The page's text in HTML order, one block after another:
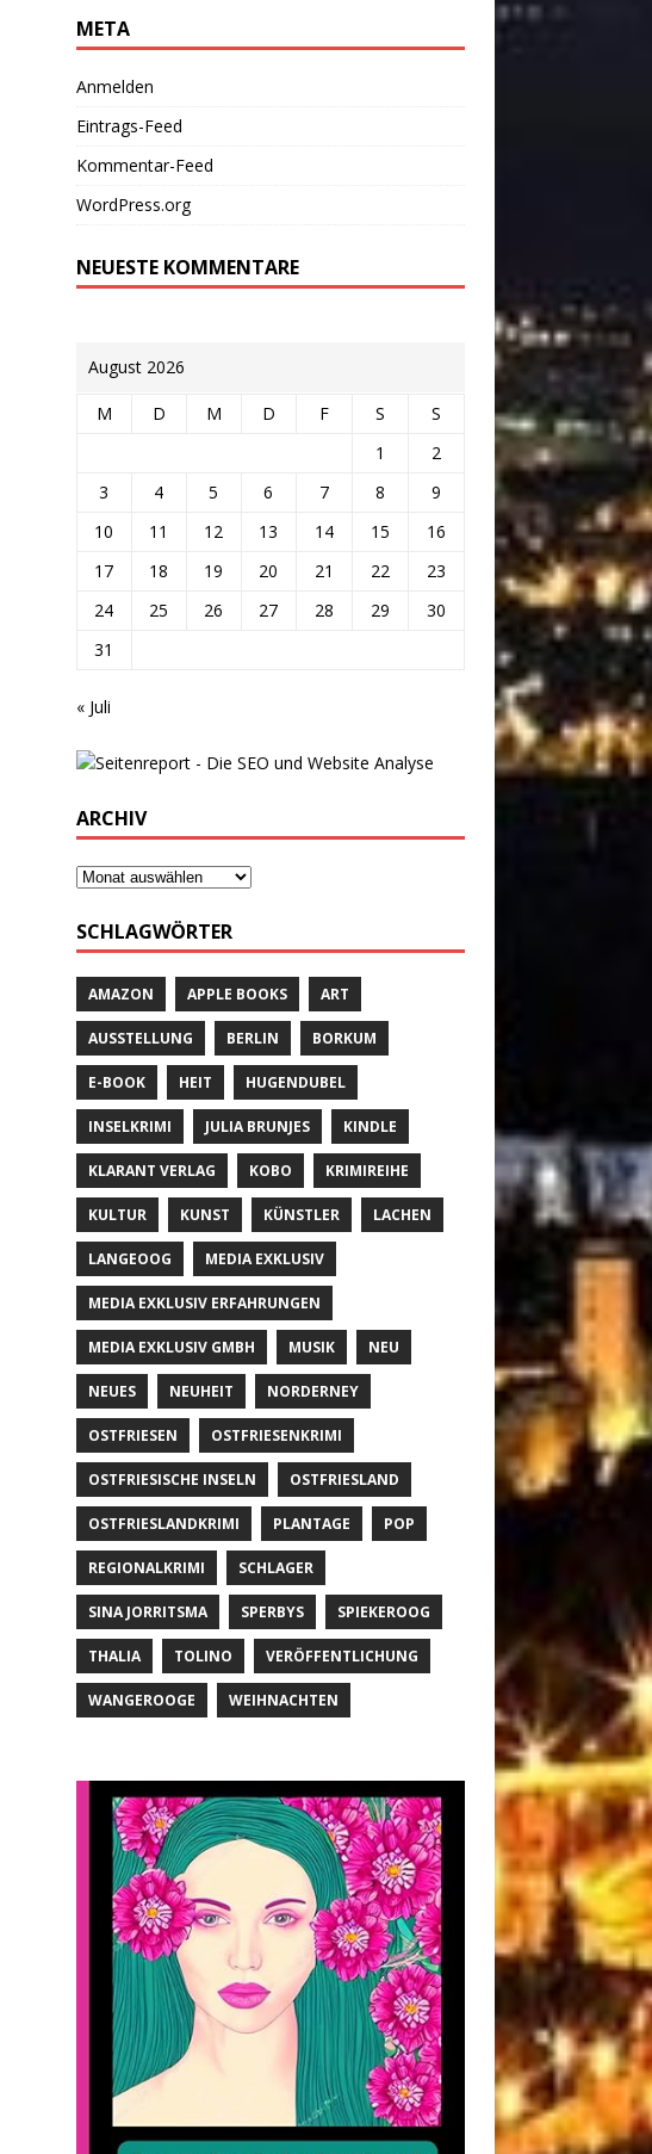
META
Anmelden
Eintrags-Feed
Kommentar-Feed
WordPress.org
NEUESTE KOMMENTARE
August 2026
M D M D F S
S
1
2
3
4 5 6 7 8
9
10
11 12 13 14 15
16
17
18 19 20 21 22
23
24
25 26 27 28 29
30
31
« Juli
ARCHIV
SCHLAGWÖRTER
AMAZON APPLE BOOKS ART
AUSSTELLUNG BERLIN BORKUM
E-BOOK HEIT HUGENDUBEL
INSELKRIMI JULIA BRUNJES KINDLE
KLARANT VERLAG KOBO KRIMIREIHE
KULTUR KUNST KÜNSTLER LACHEN
LANGEOOG MEDIA EXKLUSIV
MEDIA EXKLUSIV ERFAHRUNGEN
MEDIA EXKLUSIV GMBH MUSIK NEU
NEUES NEUHEIT NORDERNEY
OSTFRIESEN OSTFRIESENKRIMI
OSTFRIESISCHE INSELN OSTFRIESLAND
OSTFRIESLANDKRIMI PLANTAGE POP
REGIONALKRIMI SCHLAGER
SINA JORRITSMA SPERBYS SPIEKEROOG
THALIA TOLINO VERÖFFENTLICHUNG
WANGEROOGE WEIHNACHTEN